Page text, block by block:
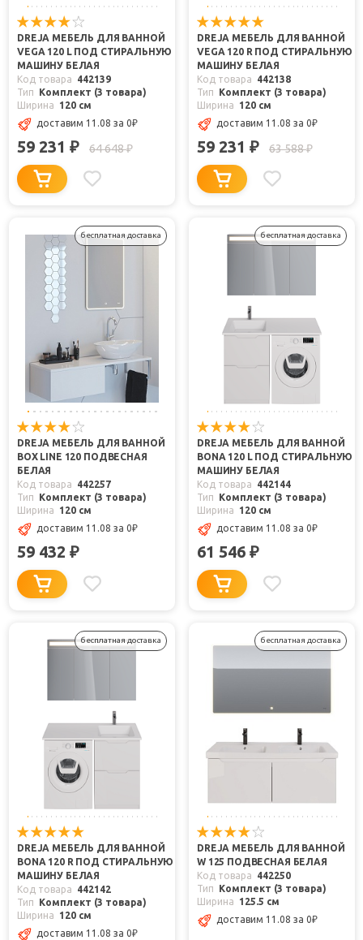
DREJA МЕБЕЛЬ ДЛЯ ВАННОЙ
VEGA 120 L ПОД СТИРАЛЬНУЮ
МАШИНУ БЕЛАЯ
Код товара
442139
Тип
Комплект (3 товара)
Ширина
120 см
доставим 11.08 за 0₽
59 231 ₽ 64 648₽
DREJA МЕБЕЛЬ ДЛЯ ВАННОЙ
VEGA 120 R ПОД СТИРАЛЬНУЮ
МАШИНУ БЕЛАЯ
Код товара
442138
Тип
Комплект (3 товара)
Ширина
120 см
доставим 11.08 за 0₽
59 231 ₽ 63 588₽
бесплатная доставка
DREJA МЕБЕЛЬ ДЛЯ ВАННОЙ
BOX LINE 120 ПОДВЕСНАЯ
БЕЛАЯ
Код товара
442257
Тип
Комплект (3 товара)
Ширина
120 см
доставим 11.08 за 0₽
59 432 ₽
бесплатная доставка
DREJA МЕБЕЛЬ ДЛЯ ВАННОЙ
BONA 120 L ПОД СТИРАЛЬНУЮ
МАШИНУ БЕЛАЯ
Код товара
442144
Тип
Комплект (3 товара)
Ширина
120 см
доставим 11.08 за 0₽
61 546 ₽
бесплатная доставка
DREJA МЕБЕЛЬ ДЛЯ ВАННОЙ
BONA 120 R ПОД СТИРАЛЬНУЮ
МАШИНУ БЕЛАЯ
Код товара
442142
Тип
Комплект (3 товара)
Ширина
120 см
доставим 11.08 за 0₽
бесплатная доставка
DREJA МЕБЕЛЬ ДЛЯ ВАННОЙ
W 125 ПОДВЕСНАЯ БЕЛАЯ
Код товара
442250
Тип
Комплект (3 товара)
Ширина
125.5 см
доставим 11.08 за 0₽